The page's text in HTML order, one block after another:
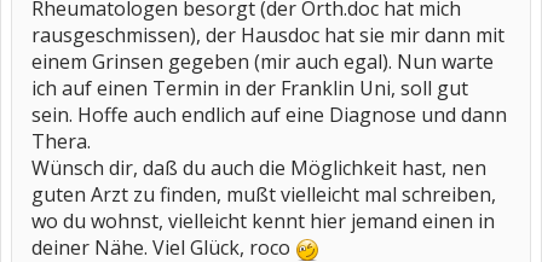
Rheumatologen besorgt (der Orth.doc hat mich
rausgeschmissen), der Hausdoc hat sie mir dann mit
einem Grinsen gegeben (mir auch egal). Nun warte
ich auf einen Termin in der Franklin Uni, soll gut
sein. Hoffe auch endlich auf eine Diagnose und dann
Thera.
Wünsch dir, daß du auch die Möglichkeit hast, nen
guten Arzt zu finden, mußt vielleicht mal schreiben,
wo du wohnst, vielleicht kennt hier jemand einen in
deiner Nähe. Viel Glück, roco